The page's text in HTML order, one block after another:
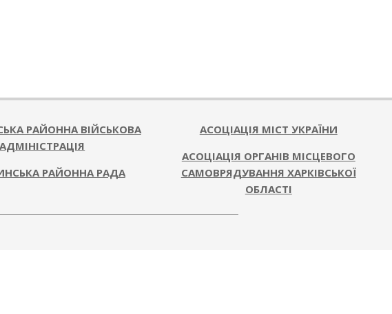
РАЙОННА ВІЙСЬКОВА
АДМІНІСТРАЦІЯ
РАЙОННА РАДА
АСОЦІАЦІЯ МІСТ УКРАЇНИ
АСОЦІАЦІЯ ОРГАНІВ МІСЦЕВОГО
САМОВРЯДУВАННЯ ХАРКІВСЬКОЇ
ОБЛАСТІ